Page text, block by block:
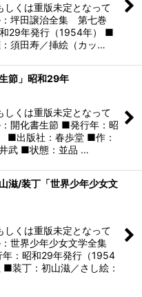
くは重版未定となって
：坪田譲治全集 第七巻
29年発行（1954年） ■
須田寿／挿絵（カッ…
節」昭和29年
くは重版未定となって
開化書生節 ■発行年：昭
■出版社：春歩堂 ■作：
武 ■状態：並品 …
滋/装丁「世界少年少女文
くは重版未定となって
世界少年少女文学全集
：昭和29年発行（1954
装丁：初山滋／さし絵：